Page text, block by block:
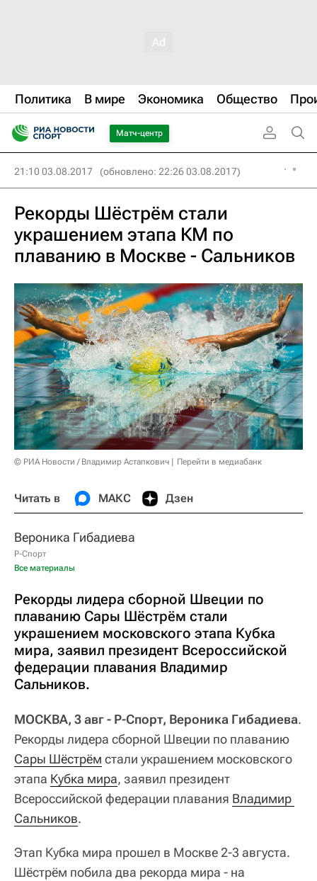
Политика В мире Экономика Общество
Матч-центр
21:10 03.08.2017 (обновлено: 22:26 03.08.2017)
Рекорды Шёстрём стали
украшением этапа КМ по
плаванию в Москве - Сальников
© РИА Новости / Владимир Астапкович Перейти в медиабанк
Читать в МАКС Дзен
Вероника Гибадиева
Р-Спорт
Все материалы
Рекорды лидера сборной Швеции по
плаванию Сары Шёстрём стали
украшением московского этапа Кубка
мира, заявил президент Всероссийской
федерации плавания Владимир
Сальников.
МОСКВА, 3 авг - Р-Спорт, Вероника Гибадиева.
Рекорды лидера сборной Швеции по плаванию
Сары Шёстрём стали украшением московского
этапа Кубка мира, заявил президент
Всероссийской федерации плавания Владимир
Сальников.
Этап Кубка мира прошел в Москве 2-3 августа.
Шёстрём побила два рекорда мира - на